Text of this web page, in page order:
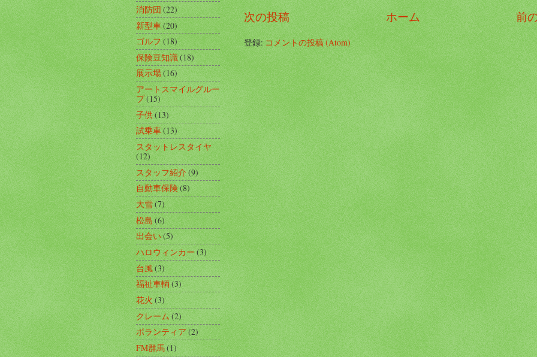
次の投稿 前
ホーム
登録:コメントの投稿 (Atom)
消防団(22)
新型車(20)
ゴルフ(18)
保険豆知識(18)
展示場(16)
アートスマイルグルー
プ(15)
子供(13)
試乗車(13)
スタットレスタイヤ
(12)
スタッフ紹介(9)
自動車保険(8)
大雪(7)
松島 (6)
出会い(5)
ハロウィンカー(3)
台風(3)
福祉車輌(3)
花火(3)
クレーム(2)
ボランティア(2)
FM群馬(1)